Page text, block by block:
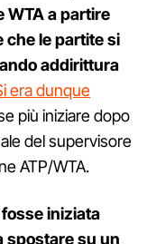
WTA a partire
che le partite si
addirittura
era dunque
più iniziare dopo
del supervisore
ATP/WTA.
iniziata
spostare su un